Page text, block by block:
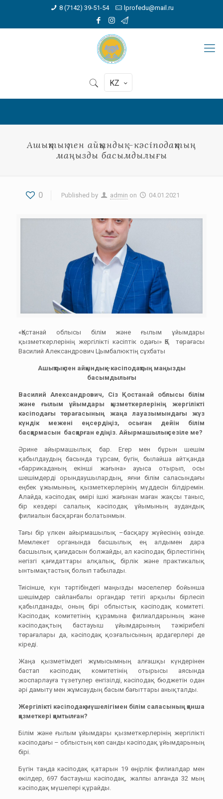
8 (7142) 39-51-54 lprofedu@mail.ru
KZ
Ашықтық пен айқындық –кәсіподақтың
маңызды басымдылығы
0 Published by admin on 04.01.2021
«Қостанай облысы білім және ғылым ұйымдары
қызметкерлерінің жергілікті кәсіптік одағы» ҚБ төрағасы
Василий Александрович Цымбалюктің сұхбаты
Ашықтық пен айқындық –кәсіподақтың маңызды
басымдылығы
Василий Александрович, Сіз Қостанай облысы білім
және ғылым ұйымдары қызметкерлерінің жергілікті
кәсіподағы төрағасының жаңа лауазымындағы жүз
күндік межені еңсердіңіз, осыған дейін білім
басқармасын басқарған едіңіз. Айырмашылық сезіле ме?
Әрине айырмашылық бар. Егер мен бұрын шешім
қабылдаудың басында тұрсам, бүгін, былайша айтқанда
«баррикаданың екінші жағына» ауыса отырып, осы
шешімдерді орындаушылардың, яғни білім саласындағы
еңбек ұжымының, қызметкерлерінің мүддесін білдіремін.
Алайда, кәсіподақ өмірі ішкі жағынан маған жақсы таныс,
бір кездері салалық кәсіподақ ұйымының аудандық
филиалын басқарған болатынмын.
Тағы бір үлкен айырмашылық –басқару жүйесінің өзінде.
Мемлекет органында басшылық ең алдымен дара
басшылық қағидасын болжайды, ал кәсіподақ бірлестігінің
негізгі қағидаттары алқалық, бірлік және практикалық
ынтымақтастық болып табылады.
Тиісінше, күн тәртібіндегі маңызды мәселелер бойынша
шешімдер сайланбалы органдар тетігі арқылы бірлесіп
қабылданады, оның бірі облыстық кәсіподақ комитеті.
Кәсіподақ комитетінің құрамына филиалдарының және
кәсіподақтың бастауыш ұйымдарының тәжірибелі
төрағалары да, кәсіподақ қозғалысының ардагерлері де
кіреді.
Жаңа қызметімдегі жұмысымның алғашқы күндерінен
бастап кәсіподақ комитетінің отырысы аясында
жоспарлауға түзетулер енгізілді, кәсіподақ бюджетін одан
әрі дамыту мен жұмсаудың басым бағыттары анықталды.
Жергілікті кәсіподақ мүшелігімен білім саласының қанша
қазметкері қамтылған?
Білім және ғылым ұйымдары қызметкерлерінің жергілікті
кәсіподағы – облыстың көп санды кәсіподақ ұйымдарының
бірі.
Бүгін таңда кәсіподақ қатарын 19 өңірлік филиалдар мен
өкілдер, 697 бастауыш кәсіподақ, жалпы алғанда 32 мың
кәсіподақ мүшелері құрайды.